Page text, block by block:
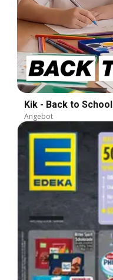
Kik - Back to School
Angebot